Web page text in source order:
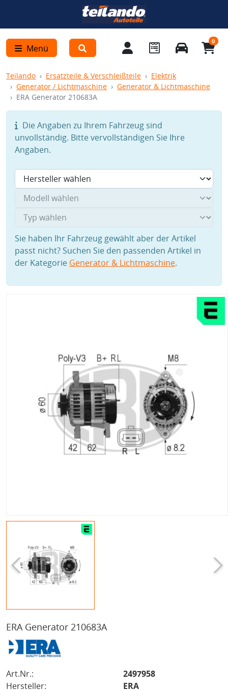
Menü
0
Teilando Ersatzteile & Verschleißteile
Elektrik
Generator / Lichtmaschine
Generator & Lichtmaschine
ERA Generator 210683A
Die Angaben zu Ihrem Fahrzeug sind
unvollständig. Bitte vervollständigen Sie Ihre
Angaben.
Sie haben Ihr Fahrzeug gewählt aber der Artikel
passt nicht? Suchen Sie den passenden Artikel in
der Kategorie Generator & Lichtmaschine.
ERA Generator 210683A
Art.Nr.:
2497958
Hersteller:
ERA